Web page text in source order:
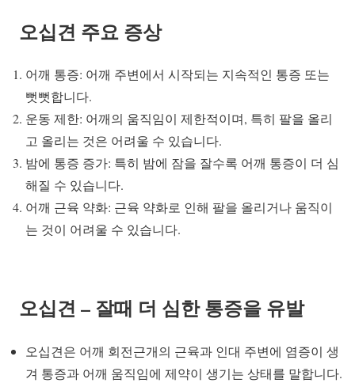
오십견 주요 증상
어깨 통증: 어깨 주변에서 시작되는 지속적인 통증 또는
뻣뻣합니다.
운동 제한: 어깨의 움직임이 제한적이며, 특히 팔을 올리
고 올리는 것은 어려울 수 있습니다.
밤에 통증 증가: 특히 밤에 잠을 잘수록 어깨 통증이 더 심
해질 수 있습니다.
어깨 근육 약화: 근육 약화로 인해 팔을 올리거나 움직이
는 것이 어려울 수 있습니다.
오십견 – 잘때 더 심한 통증을 유발
오십견은 어깨 회전근개의 근육과 인대 주변에 염증이 생
겨 통증과 어깨 움직임에 제약이 생기는 상태를 말합니다.